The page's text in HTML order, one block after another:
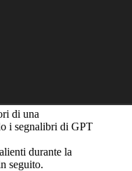
di una
i segnalibri di GPT
durante la
seguito.